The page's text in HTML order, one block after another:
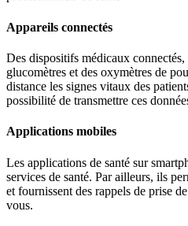
Appareils connectés
Des dispositifs médicaux connectés,
glucomètres et des oxymètres de
distance les signes vitaux des
possibilité de transmettre ces
Applications mobiles
Les applications de santé sur
services de santé. Par ailleurs, ils
et fournissent des rappels de prise
vous.